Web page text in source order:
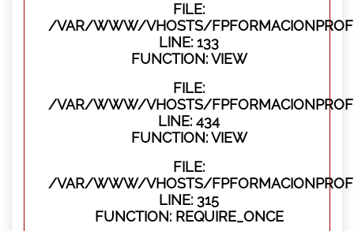
FILE:
/VAR/WWW/VHOSTS/
LINE: 133
FUNCTION: VIEW
FILE:
/VAR/WWW/VHOSTS/
LINE: 434
FUNCTION: VIEW
FILE:
/VAR/WWW/VHOSTS/
LINE: 315
FUNCTION: REQUIRE_ONCE